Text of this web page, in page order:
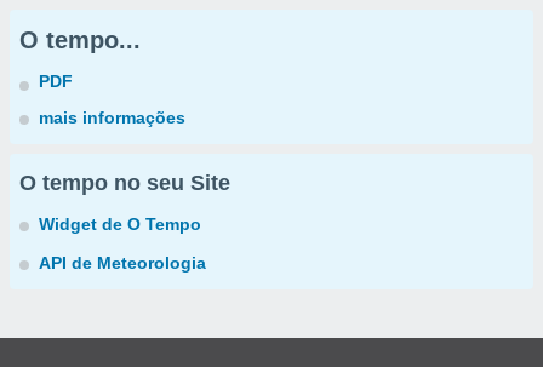
O tempo...
PDF
mais informações
O tempo no seu Site
Widget de O Tempo
API de Meteorologia